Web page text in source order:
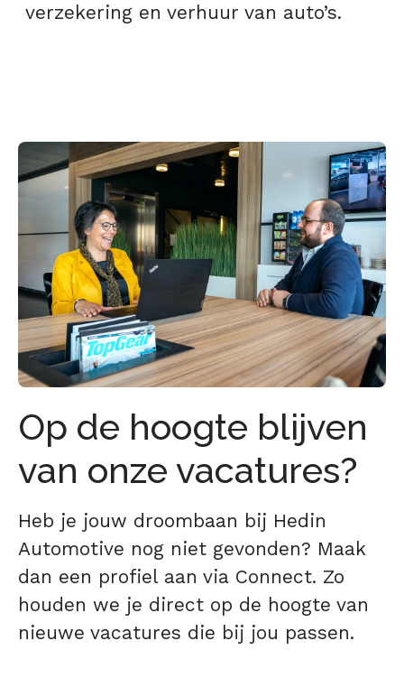
verzekering en verhuur van auto’s.
Op de hoogte blijven
van onze vacatures?
Heb je jouw droombaan bij Hedin
Automotive nog niet gevonden? Maak
dan een profiel aan via Connect. Zo
houden we je direct op de hoogte van
nieuwe vacatures die bij jou passen.